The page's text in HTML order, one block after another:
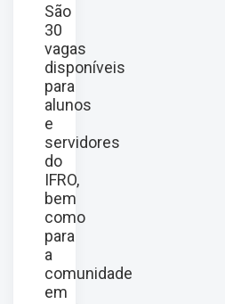
São
30
vagas
disponíveis
para
alunos
e
servidores
do
IFRO,
bem
como
para
a
comunidade
em